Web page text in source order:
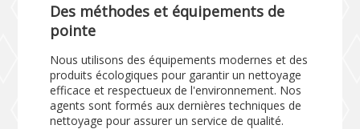
Des méthodes et équipements de
pointe
Nous utilisons des équipements modernes et des
produits écologiques pour garantir un nettoyage
efficace et respectueux de l'environnement. Nos
agents sont formés aux dernières techniques de
nettoyage pour assurer un service de qualité.